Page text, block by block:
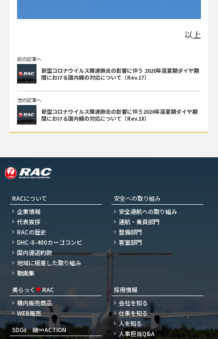
以上
前の記事へ
新型コロナウイルス関連肺炎の影響に伴う 2020年度夏期ダイヤ期
間における国内線の対応について（Rev.17）
次の記事へ
新型コロナウイルス関連肺炎の影響に伴う2020年度夏期ダイヤ期
間における国内線の対応について（Rev.18）
RACについて
企業情報
代表挨拶
RACの歴史
DHC-8-400カーゴコンビ
国内運送約款
地域に根差した取り組み
動画集
安全への取り組み
安全運航への取り組み
運航・乗員部門
整備部門
客室部門
美らっく ♥RAC
機内販売商品
WEB販売
SDGs‐結∞ACTION
採用情報
会社を知る
仕事を知る
人を知る
人事担当Q&A